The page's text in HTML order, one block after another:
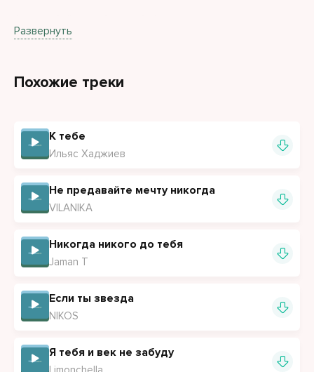
Ведь стал заложником одной всего лишь встречи я.
Когда впервые вдруг увидел я твои глаза
О тебе одной теперь мечтаю
О тебе теперь все сны мои
О тебе все мысли, и одна из твоих
Развернуть
Похожие треки
К тебе
Ильяс Хаджиев
Не предавайте мечту никогда
VILANIKA
Никогда никого до тебя
Jaman T
Если ты звезда
NIKOS
Я тебя и век не забуду